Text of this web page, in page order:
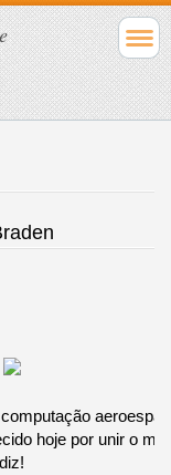
hoje por unir o